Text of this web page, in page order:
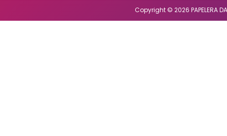
Copyright © 2026 PAPELERA